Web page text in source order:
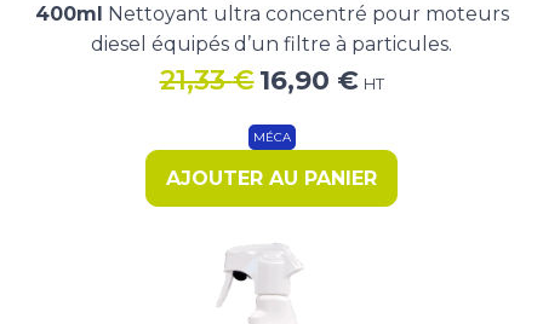
400ml Nettoyant ultra concentré pour moteurs
diesel équipés d’un filtre à particules.
21,33€ Le
initial
16,90 €Le
16,90 €.
HT
MÉCA
AJOUTER AU PANIER